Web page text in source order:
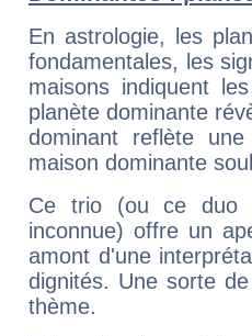
En astrologie, les
fondamentales, les
maisons indiquent
planète dominante
dominant reflète
maison dominante
Ce trio (ou ce duo
inconnue) offre un
amont d'une
dignités. Une sorte
thème.